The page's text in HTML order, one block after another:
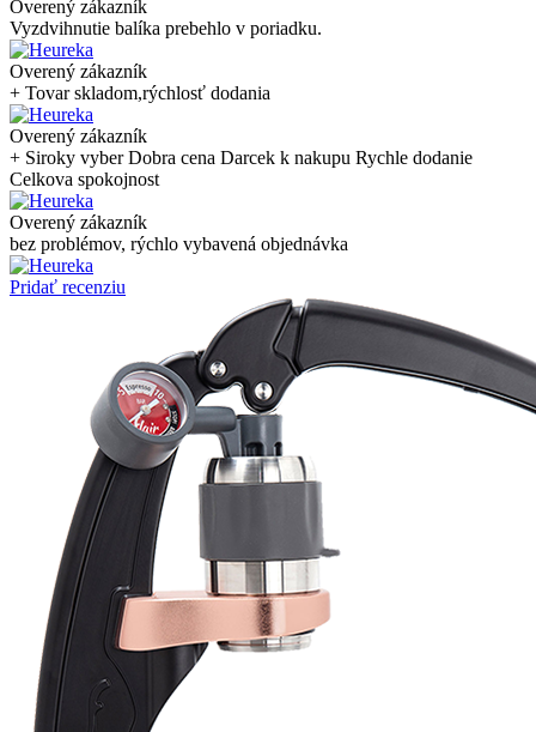
Overený zákazník
Vyzdvihnutie balíka prebehlo v poriadku.
Overený zákazník
+ Tovar skladom,rýchlosť dodania
Overený zákazník
+ Siroky vyber Dobra cena Darcek k nakupu Rychle dodanie
Celkova spokojnost
Overený zákazník
bez problémov, rýchlo vybavená objednávka
Pridať recenziu